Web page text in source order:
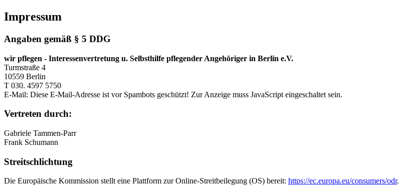
Impressum
Angaben gemäß § 5 DDG
wir pflegen - Interessenvertretung u. Selbsthilfe pflegender Angehöriger in Berlin e.V.
Turmstraße 4
10559 Berlin
T 030. 4597 5750
E-Mail: Diese E-Mail-Adresse ist vor Spambots geschützt! Zur Anzeige muss JavaScript eingeschaltet sein.
Vertreten durch:
Gabriele Tammen-Parr
Frank Schumann
Streitschlichtung
Die Europäische Kommission stellt eine Plattform zur Online-Streitbeilegung (OS) bereit: https://ec.europa.eu/consumers/odr.